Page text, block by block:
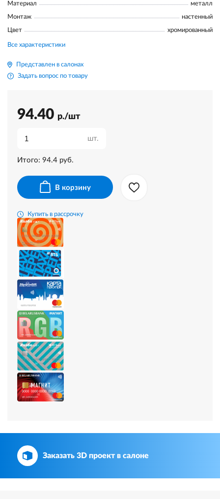
Материал металл
Монтаж настенный
Цвет хромированный
Все характеристики
Представлен в салонах
Задать вопрос по товару
94.40 р./шт
шт.
Итого: 94.4 руб.
В корзину
Купить в рассрочку
Заказать 3D проект в салоне